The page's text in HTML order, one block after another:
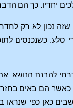
יחדיו. כך הם
נכון לא רק
סלע. כשנכנסים
להבנת הנושא.
הם באים
כאן כפי